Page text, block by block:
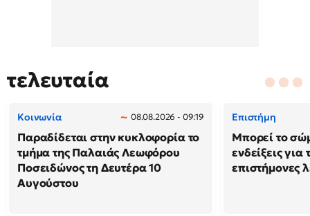
τελευταία
Κοινωνία 08.08.2026 - 09:19
Παραδίδεται στην κυκλοφορία το
τμήμα της Παλαιάς Λεωφόρου
Ποσειδώνος τη Δευτέρα 10
Αυγούστου
Επιστήμη
Μπορεί το
ενδείξεις για
επιστήμονες